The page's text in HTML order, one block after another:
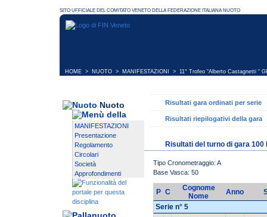
HOME > NUOTO > MANIFESTAZIONI > 11° Trofeo “Alberto Castagnetti “
Nuoto
MANIFESTAZIONI
Presentazione
Regolamento
Circolari
Società
Approfondimenti
Risultati gara ordinati per serie
Risultati riepilogativi della gara
Risultati del turno di gara 100
Tipo Cronometraggio: A
Base Vasca: 50
P C
Cognome
Nome
Anno
Serie n° 5